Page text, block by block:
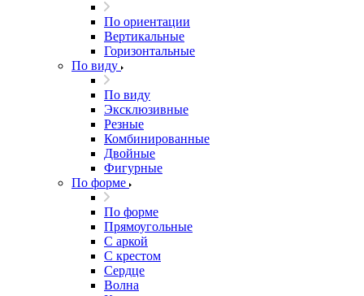
По ориентации
Вертикальные
Горизонтальные
По виду
По виду
Эксклюзивные
Резные
Комбинированные
Двойные
Фигурные
По форме
По форме
Прямоугольные
С аркой
С крестом
Сердце
Волна